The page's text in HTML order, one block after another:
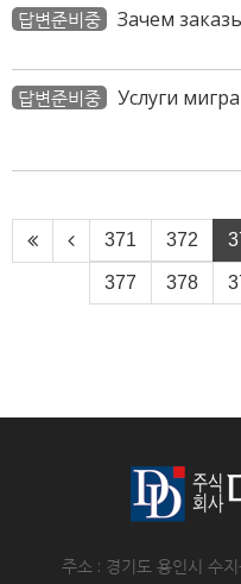
답변준비중 Зачем
답변준비중 Услуги
371 372
377 378
주소 : 경기도 용인시 수